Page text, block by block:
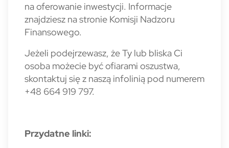
na oferowanie inwestycji. Informacje
znajdziesz na stronie Komisji Nadzoru
Finansowego.
Jeżeli podejrzewasz, że Ty lub bliska Ci
osoba możecie być ofiarami oszustwa,
skontaktuj się z naszą infolinią pod numerem
+48 664 919 797.
Przydatne linki: